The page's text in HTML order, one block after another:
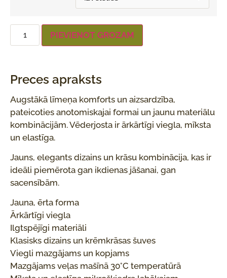
PIEVIENOT GROZAM
Preces apraksts
Augstākā līmeņa komforts un aizsardzība,
pateicoties anotomiskajai formai un jaunu materiālu
kombinācijām. Vēderjosta ir ārkārtīgi viegla, mīksta
un elastīga.
Jauns, elegants dizains un krāsu kombinācija, kas ir
ideāli piemērota gan ikdienas jāšanai, gan
sacensībām.
Jauna, ērta forma
Ārkārtīgi viegla
Ilgtspējīgi materiāli
Klasisks dizains un krēmkrāsas šuves
Viegli mazgājams un kopjams
Mazgājams veļas mašīnā 30°C temperatūrā